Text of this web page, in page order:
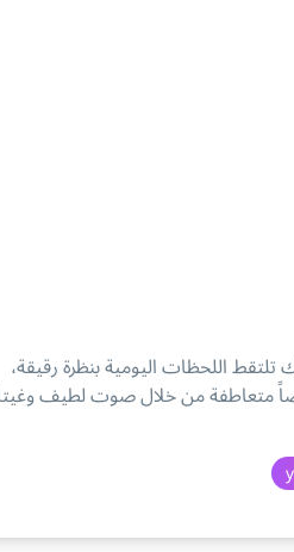
اللحظات اليومية بنظرة رقيقة،
متعاطفة من خلال صوت لطيف